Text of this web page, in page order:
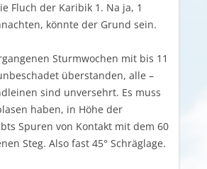
Fluch der Karibik 1. Na ja, 1
könnte der Grund sein.
Sturmwochen mit bis 11
überstanden, alle –
sind unversehrt. Es muss
haben, in Höhe der
Spuren von Kontakt mit dem 60
Steg. Also fast 45° Schräglage.